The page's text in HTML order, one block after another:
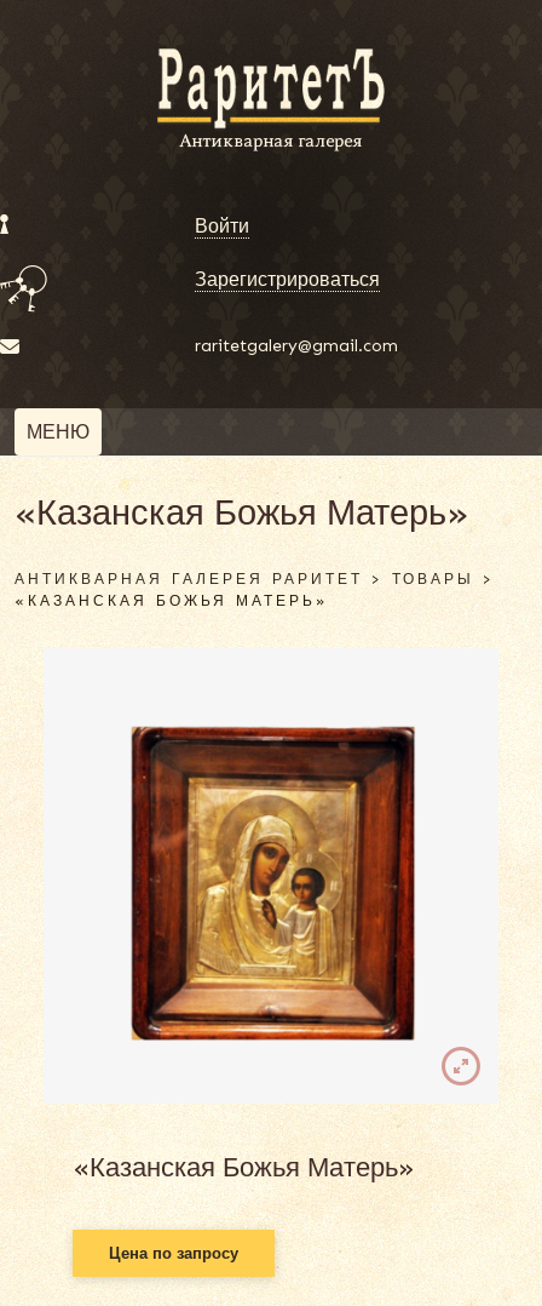
Войти
Зарегистрироваться
raritetgalery@gmail.com
МЕНЮ
«Казанская Божья Матерь»
АНТИКВАРНАЯ ГАЛЕРЕЯ РАРИТЕТ> ТОВАРЫ>
«КАЗАНСКАЯ БОЖЬЯ МАТЕРЬ»
«Казанская Божья Матерь»
Цена по запросу